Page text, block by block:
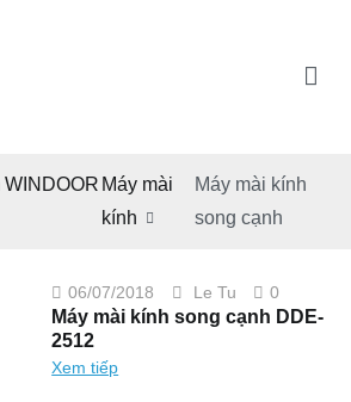
WINDOOR Máy mài
kính
Máy mài kính
song cạnh
06/07/2018 Le Tu 0on
Máy
mài
Máy mài kính song cạnh DDE-
2512
Xem tiếp